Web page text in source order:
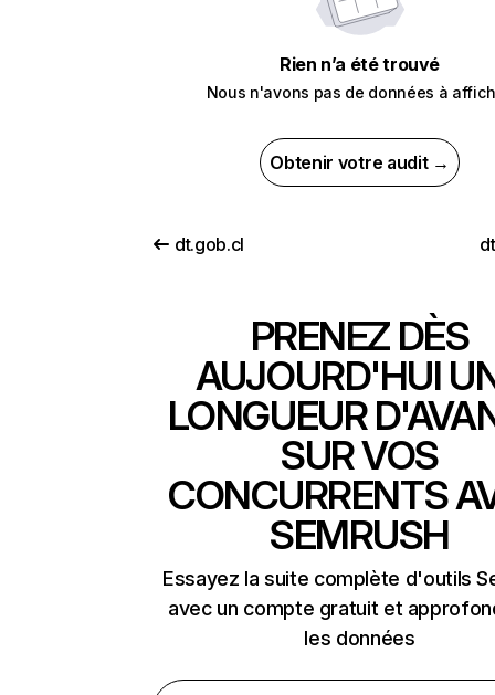
Rien n’a été trouvé
Nous n'avons pas de données à
Obtenir votre audit →
dt.gob.cl
PRENEZ DÈS
AUJOURD'HUI
LONGUEUR
SUR VOS
CONCURRENTS
SEMRUSH
Essayez la suite complète d'outils
avec un compte gratuit et
les données